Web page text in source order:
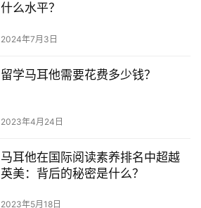
什么水平？
2024年7月3日
留学马耳他需要花费多少钱？
2023年4月24日
马耳他在国际阅读素养排名中超越
英美：背后的秘密是什么？
2023年5月18日